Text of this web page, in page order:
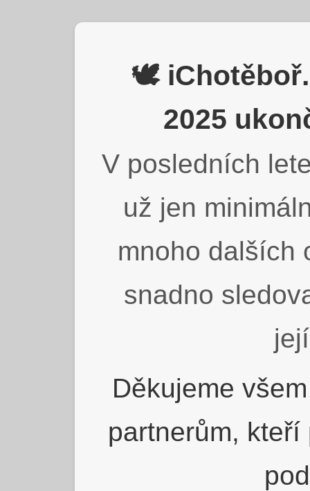
🕊️
2025
V posledních
už jen
mnoho dalších
snadno
Děkujeme
partnerům,